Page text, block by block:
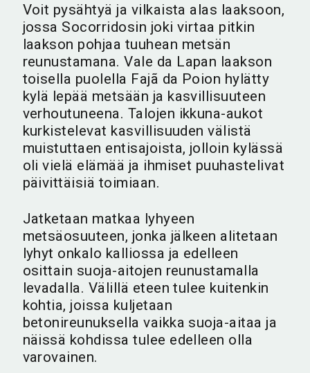
Voit pysähtyä ja vilkaista alas laaksoon,
jossa Socorridosin joki virtaa pitkin
laakson pohjaa tuuhean metsän
reunustamana. Vale da Lapan laakson
toisella puolella Fajã da Poion hylätty
kylä lepää metsään ja kasvillisuuteen
verhoutuneena. Talojen ikkuna-aukot
kurkistelevat kasvillisuuden välistä
muistuttaen entisajoista, jolloin kylässä
oli vielä elämää ja ihmiset puuhastelivat
päivittäisiä toimiaan.
Jatketaan matkaa lyhyeen
metsäosuuteen, jonka jälkeen alitetaan
lyhyt onkalo kalliossa ja edelleen
osittain suoja-aitojen reunustamalla
levadalla. Välillä eteen tulee kuitenkin
kohtia, joissa kuljetaan
betonireunuksella vaikka suoja-aitaa ja
näissä kohdissa tulee edelleen olla
varovainen.